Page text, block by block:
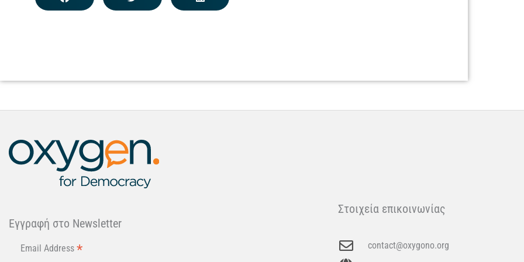
Εγγραφή στo Newsletter
Email Address *
Στοιχεία επικοινωνίας
contact@oxygono.org